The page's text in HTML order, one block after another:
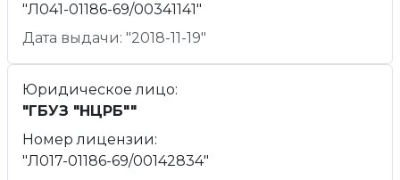
"Л041-01186-69/00341141"
Дата выдачи: "2018-11-19"
Юридическое лицо:
"ГБУЗ "НЦРБ""
Номер лицензии:
"Л017-01186-69/00142834"